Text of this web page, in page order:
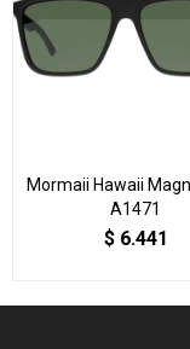
Mormaii Hawaii
A1471
$ 6.441